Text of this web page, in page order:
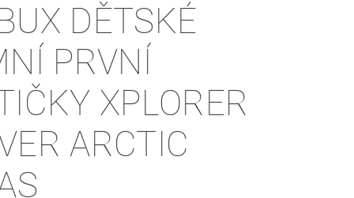
DĚTSKÉ
PRVNÍ
XPLORER
ARCTIC